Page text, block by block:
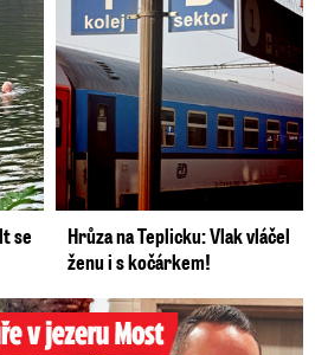
se
Hrůza na Teplicku: Vlak vláčel
ženu i s kočárkem!
Zemřel táta Dominik (†28)